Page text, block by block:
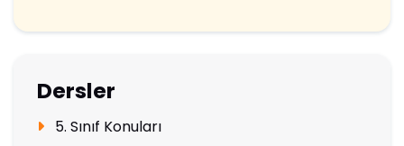
Dersler
5. Sınıf Konuları